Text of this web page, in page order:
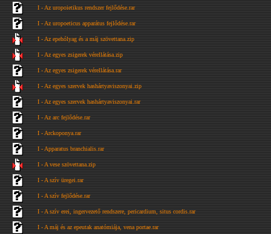
I - Az uropoietikus rendszer fejlődése.rar
I - Az uropoeticus apparátus fejlődése.rar
I - Az epehólyag és a máj szövettana.zip
I - Az egyes zsigerek vérellátása.zip
I - Az egyes zsigerek vérellátása.rar
I - Az egyes szervek hashártyaviszonyai.zip
I - Az egyes szervek hashártyaviszonyai.rar
I - Az arc fejlődése.rar
I - Arckoponya.rar
I - Apparatus branchialis.rar
I - A vese szövettana.zip
I - A szív üregei.rar
I - A szív fejlődése.rar
I - A szív erei, ingervezető rendszere, pericardium, situs cordis.rar
I - A máj és az epeutak anatómiája, vena portae.rar